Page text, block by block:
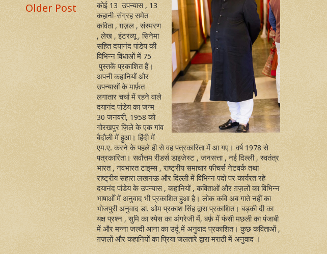
Older Post
कोई 13 उपन्यास , 13
कहानी-संग्रह समेत
कविता , ग़ज़ल , संस्मरण
, लेख , इंटरव्यू , सिनेमा
सहित दयानंद पांडेय की
विभिन्न विधाओं में 75
पुस्तकें प्रकाशित हैं।
अपनी कहानियों और
उपन्यासों के मार्फ़त
लगातार चर्चा में रहने वाले
दयानंद पांडेय का जन्म
30 जनवरी, 1958 को
गोरखपुर ज़िले के एक गांव
बैदौली में हुआ। हिंदी में
एम.ए. करने के पहले ही से वह पत्रकारिता में आ गए। वर्ष 1978 से
पत्रकारिता। सर्वोत्तम रीडर्स डाइजेस्ट , जनसत्ता , नई दिल्ली , स्वतंत्र
भारत , नवभारत टाइम्स , राष्ट्रीय समाचार फीचर्स नेटवर्क तथा
राष्ट्रीय सहारा लखनऊ और दिल्ली में विभिन्न पदों पर कार्यरत रहे
दयानंद पांडेय के उपन्यास , कहानियों , कविताओं और ग़ज़लों का विभिन्न
भाषाओँ में अनुवाद भी प्रकाशित हुआ है। लोक कवि अब गाते नहीं का
भोजपुरी अनुवाद डा. ओम प्रकाश सिंह द्वारा प्रकाशित। बड़की दी का
यक्ष प्रश्न , सुमि का स्पेस का अंगरेजी में, बर्फ़ में फंसी मछली का पंजाबी
में और मन्ना जल्दी आना का उर्दू में अनुवाद प्रकाशित। कुछ कविताओं ,
ग़ज़लों और कहानियों का प्रिया जलतारे द्वारा मराठी में अनुवाद ।